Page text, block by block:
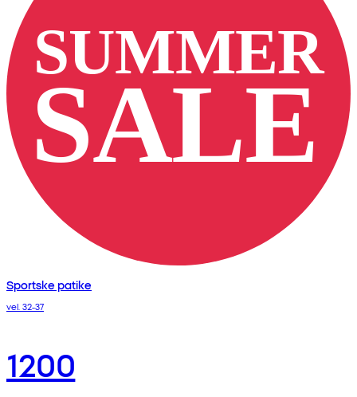
Sportske patike
vel. 32-37
1200